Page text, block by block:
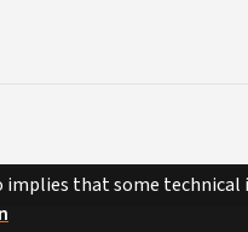
implies that some